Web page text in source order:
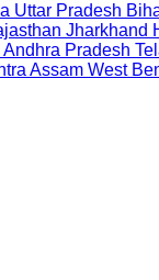
Uttar Pradesh
Jharkhand
Andhra Pradesh
Assam West